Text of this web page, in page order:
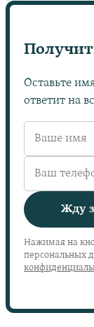
Оставьте
ответит на
Жду
Нажимая на
персональных